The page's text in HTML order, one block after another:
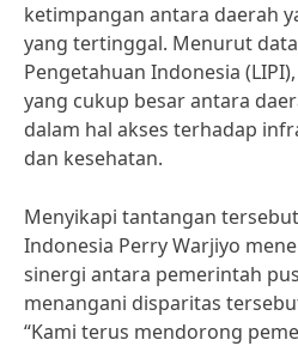
ketimpangan antara daerah
yang tertinggal. Menurut
Pengetahuan Indonesia
yang cukup besar antara
dalam hal akses terhadap
dan kesehatan.
Menyikapi tantangan
Indonesia Perry Warjiyo
sinergi antara pemerintah
menangani disparitas
“Kami terus mendorong